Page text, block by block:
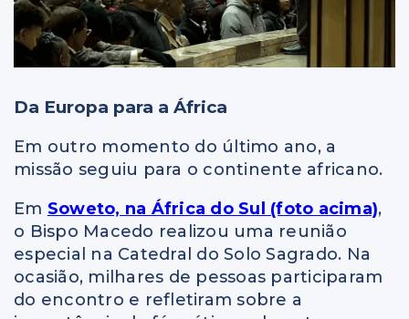
Da Europa para a África
Em outro momento do último ano, a
missão seguiu para o continente africano.
Em Soweto, na África do Sul (foto acima),
o Bispo Macedo realizou uma reunião
especial na Catedral do Solo Sagrado. Na
ocasião, milhares de pessoas participaram
do encontro e refletiram sobre a